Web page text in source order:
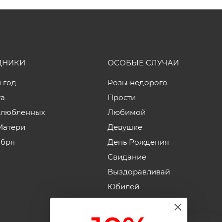
год
ОСОБЫЕ СЛУЧАИ
Розы недорого
Прости
Любимой
Девушке
День Рождения
Свидание
Выздоравливай
Юбилей
Годовщина свадьбы